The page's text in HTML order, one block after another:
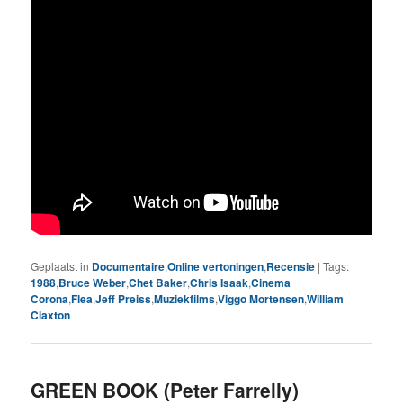
Geplaatst in Documentaire,Online vertoningen,Recensie |Tags:
1988,Bruce Weber,Chet Baker,Chris Isaak,Cinema
Corona,Flea,Jeff Preiss,Muziekfilms,Viggo Mortensen,William
Claxton
GREEN BOOK (Peter Farrelly)